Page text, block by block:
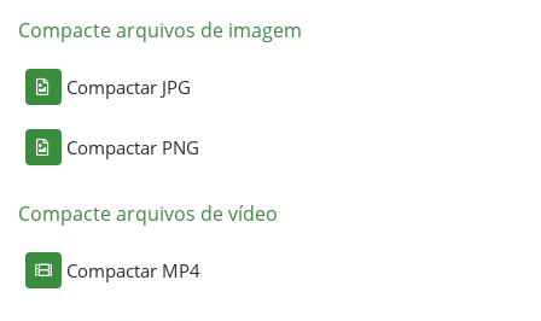
Compacte arquivos de imagem
Compactar JPG
Compactar PNG
Compacte arquivos de vídeo
Compactar MP4